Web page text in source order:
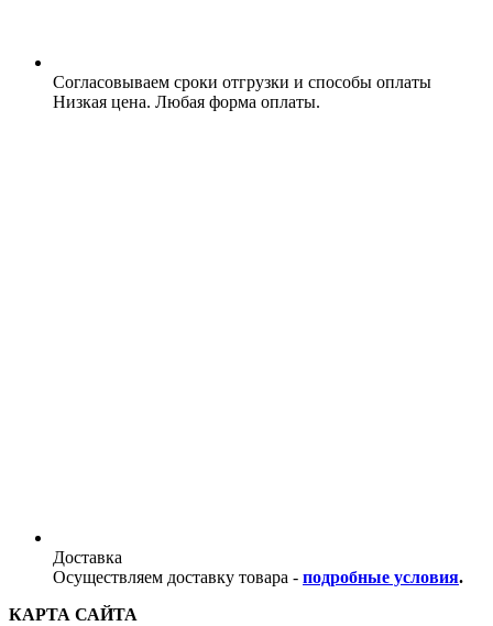
Согласовываем сроки отгрузки и способы оплаты
Низкая цена. Любая форма оплаты.
Доставка
Осуществляем доставку товара - подробные условия.
КАРТА САЙТА